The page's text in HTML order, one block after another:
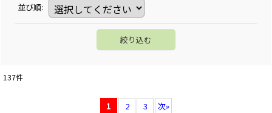
並び順:
絞り込む
137件
1 2 3 次»